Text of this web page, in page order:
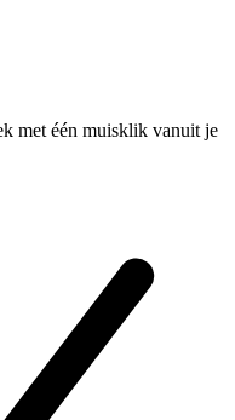
met één muisklik vanuit je